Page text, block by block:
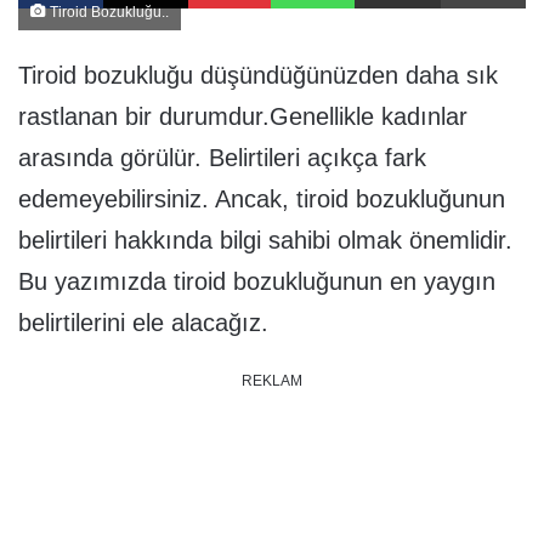
Tiroid Bozukluğu..
Tiroid bozukluğu düşündüğünüzden daha sık
rastlanan bir durumdur.Genellikle kadınlar
arasında görülür. Belirtileri açıkça fark
edemeyebilirsiniz. Ancak, tiroid bozukluğunun
belirtileri hakkında bilgi sahibi olmak önemlidir.
Bu yazımızda tiroid bozukluğunun en yaygın
belirtilerini ele alacağız.
REKLAM